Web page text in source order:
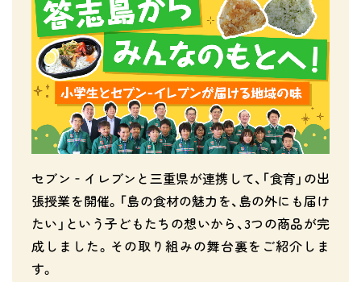
セブン‐イレブンと三重県が連携して、「食育」の出
張授業を開催。「島の食材の魅力を、島の外にも届け
たい」という子どもたちの想いから、3つの商品が完
成しました。その取り組みの舞台裏をご紹介しま
す。